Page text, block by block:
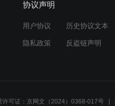
协议声明
用户协议 历史协议文本
隐私政策 反盗链声明
许可证：京网文（2024）0368-017号